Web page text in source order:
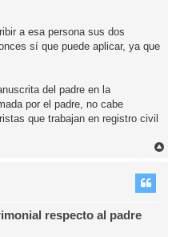
a esa persona sus dos
sí que puede aplicar, ya que
del padre en la
por el padre, no cabe
que trabajan en registro civil
respecto al padre